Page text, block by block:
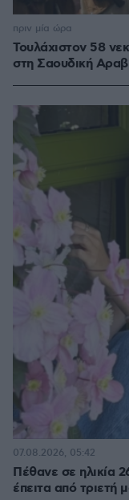
Τουλάχιστον 58
στη Σαουδική
πριν μία ώρα
Πέθανε σε ηλικία
έπειτα από τριετή
07.08.2026, 05:42